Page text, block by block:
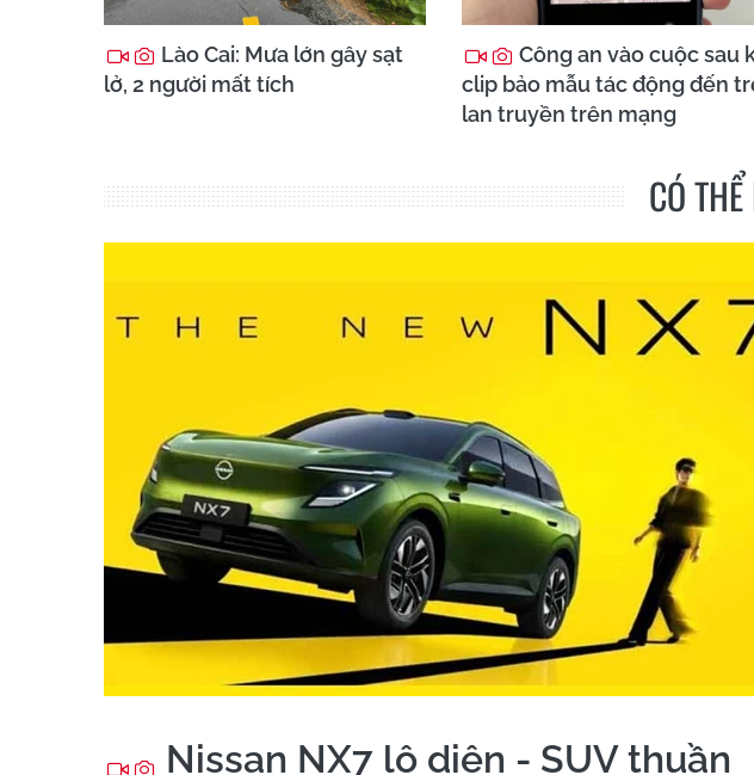
Lào Cai: Mưa lớn gây sạt
lở, 2 người mất tích
Công an vào cuộc sau
clip bảo mẫu tác động đến
lan truyền trên mạng
CÓ
Nissan NX7 lộ diện - SUV thuần